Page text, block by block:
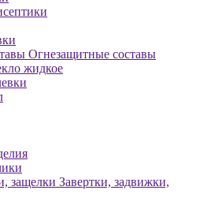
Огнезащитные составы
жидкое
Завертки, задвижки,